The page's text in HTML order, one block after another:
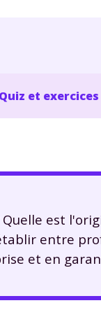
Quiz et exercices
est
entre
et en